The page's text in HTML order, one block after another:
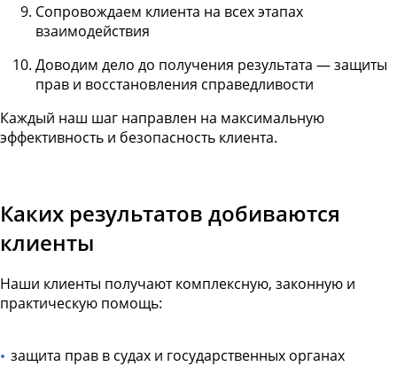
Сопровождаем клиента на всех этапах
взаимодействия
Доводим дело до получения результата — защиты
прав и восстановления справедливости
Каждый наш шаг направлен на максимальную
эффективность и безопасность клиента.
Каких результатов добиваются
клиенты
Наши клиенты получают комплексную, законную и
практическую помощь:
защита прав в судах и государственных органах